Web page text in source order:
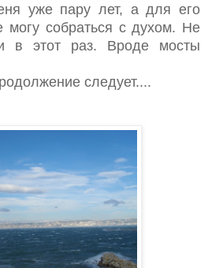
уже пару лет, а для его
могу собраться с духом. Не
в этот раз. Вроде мосты
следует....